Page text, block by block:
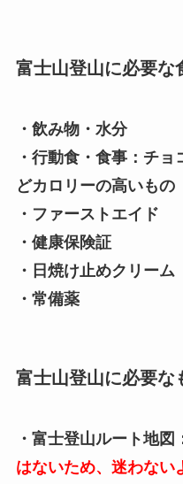
富士山登山に必要な
・飲み物・水分
・行動食・食事：チ
どカロリーの高いもの
・ファーストエイド
・健康保険証
・日焼け止めクリーム
・常備薬
富士山登山に必要な
・富士登山ルート地図
はないため、迷わない